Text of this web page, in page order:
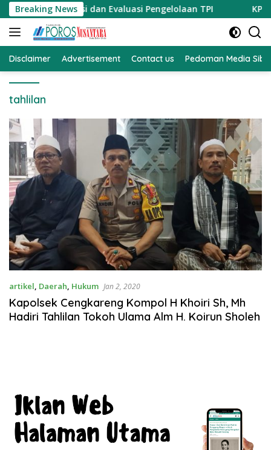
Langsung
ke
konten
Breaking Newsdan Evaluasi Pengelolaan TPI KPK
Disclaimer Advertisement Contact us Pedoman Media
tahlilan
artikel, Daerah, Hukum Jan 2, 2020
Kapolsek Cengkareng Kompol H Khoiri Sh, Mh
Hadiri Tahlilan Tokoh Ulama Alm H. Koirun Sholeh